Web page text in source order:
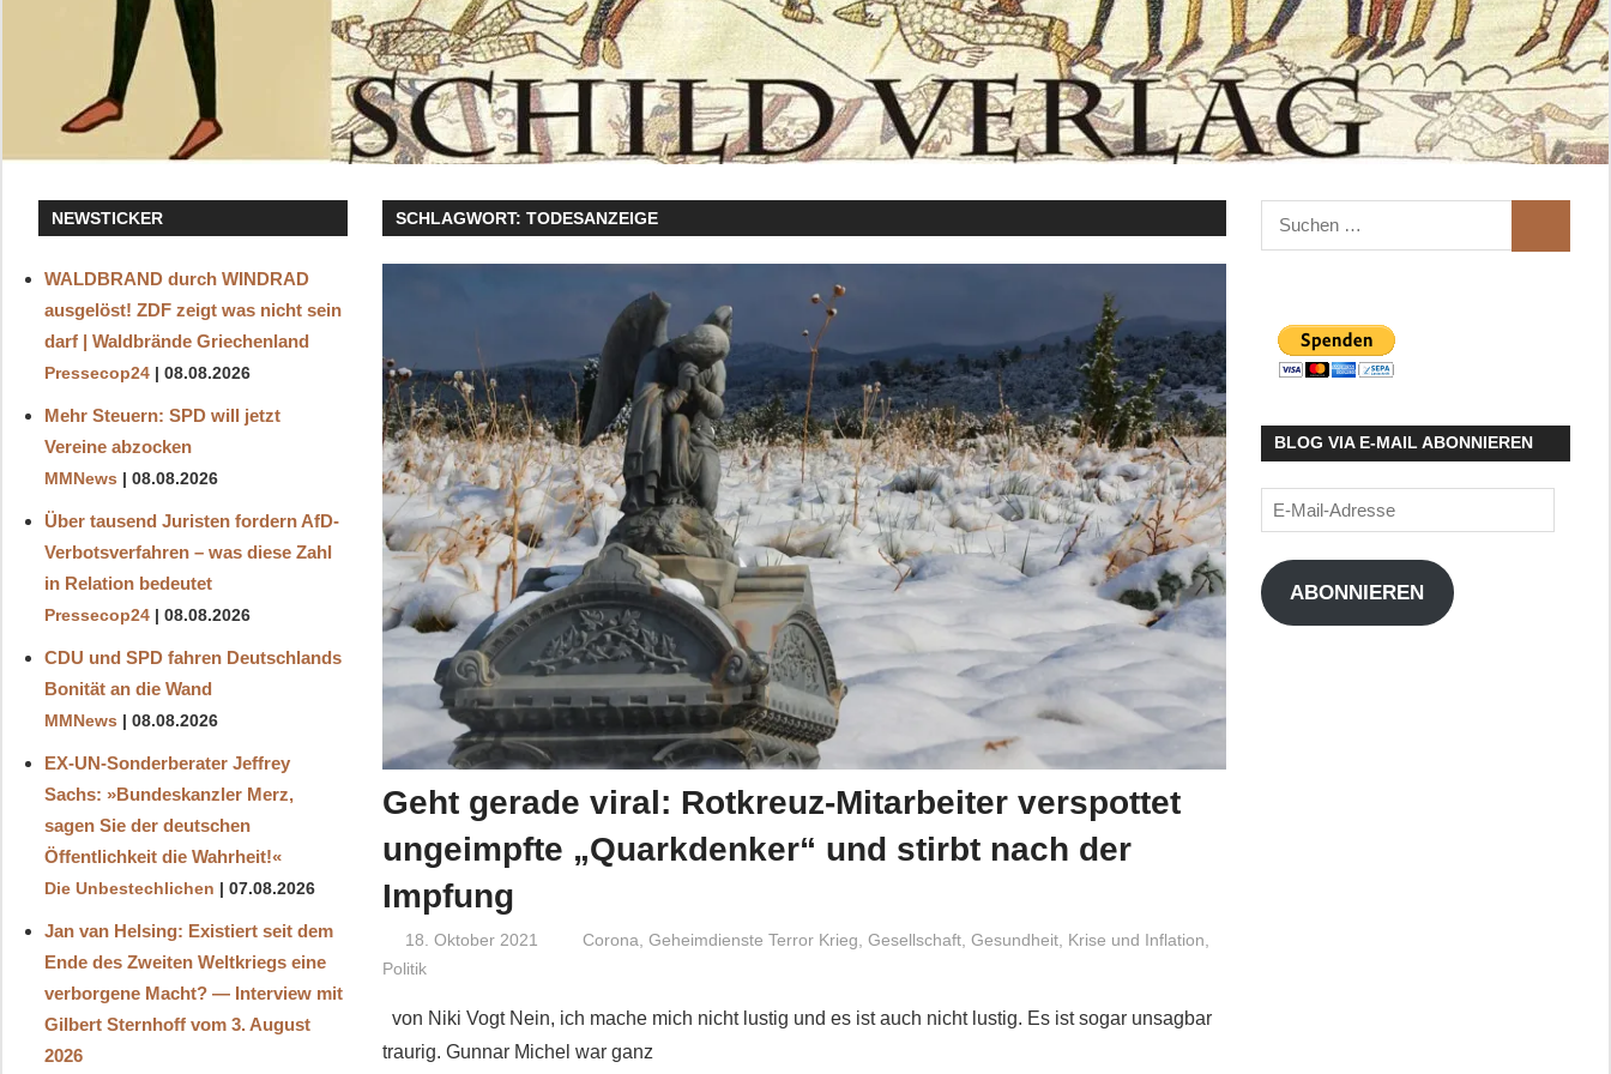
SCHLAGWORT:TODESANZEIGE
Geht gerade viral: Rotkreuz-Mitarbeiter verspottet
ungeimpfte „Quarkdenker“ und stirbt nach der
Impfung
18. Oktober 2021 Niki Vogt
Corona Geheimdienste Terror Krieg Gesellschaft, Gesundheit, Krise und Inflation
Politik
von Niki Vogt Nein, ich mache mich nicht lustig und es ist auch nicht lustig. Es ist sogar unsagbar
traurig. Gunnar Michel war ganz
NEWSTICKER
WALDBRAND durch WINDRAD
ausgelöst! ZDF zeigt was nicht sein
darf | Waldbrände Griechenland
Pressecop24 08.08.2026
Mehr Steuern: SPD will jetzt
Vereine abzocken
MMNews 08.08.2026
Über tausend Juristen fordern AfD-
Verbotsverfahren – was diese Zahl
in Relation bedeutet
Pressecop24 08.08.2026
CDU und SPD fahren Deutschlands
Bonität an die Wand
MMNews 08.08.2026
EX-UN-Sonderberater Jeffrey
Sachs: »Bundeskanzler Merz,
sagen Sie der deutschen
Öffentlichkeit die Wahrheit!«
Die Unbestechlichen 07.08.2026
Jan van Helsing: Existiert seit dem
Ende des Zweiten Weltkriegs eine
verborgene Macht? — Interview mit
Gilbert Sternhoff vom 3. August
2026
Suchen
nach:
BLOG VIA E-MAIL ABONNIEREN
E-
Mail-
Adresse
ABONNIEREN